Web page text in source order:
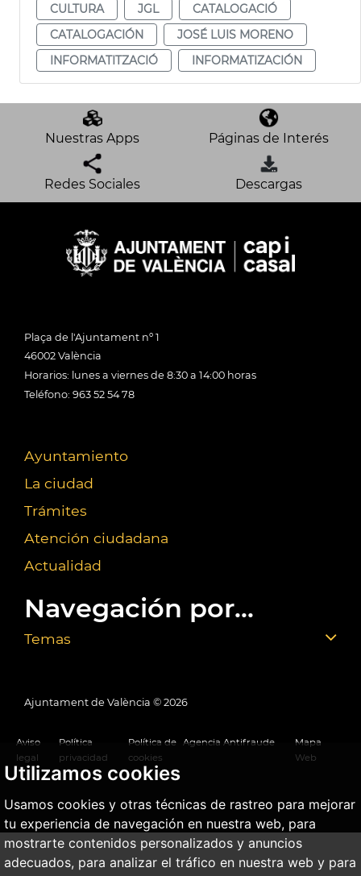
Utilizamos cookies
Usamos cookies y otras técnicas de rastreo para mejorar
tu experiencia de navegación en nuestra web, para
mostrarte contenidos personalizados y anuncios
adecuados, para analizar el tráfico en nuestra web y para
CULTURA
JGL
CATALOGACIÓ
CATALOGACIÓN
JOSÉ LUIS MORENO
INFORMATITZACIÓ
INFORMATIZACIÓN
Nuestras Apps Páginas de Interés
Redes Sociales Descargas
Plaça de l'Ajuntament nº 1
46002 València
Horarios: lunes a viernes de 8:30 a 14:00 horas
Teléfono: 963 52 54 78
Ayuntamiento
La ciudad
Trámites
Atención ciudadana
Actualidad
Navegación por...
Temas
Ajuntament de València © 2026
Aviso
legal
Política
privacidad
Política de
cookies
Agencia Antifraude
Mapa
Web